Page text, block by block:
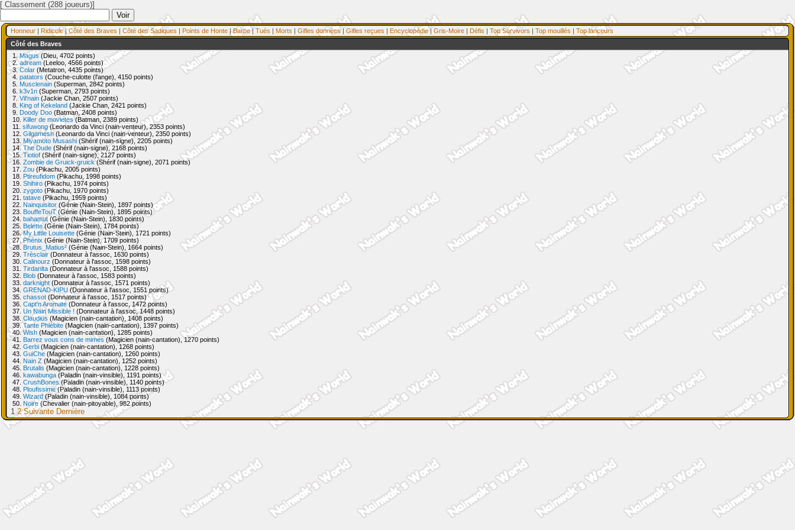
[ Classement (288 joueurs)]
Honneur | Ridicule|Côté des Braves | Côté des Sadiques | Points de Honte |Barbe| Tués | Morts | Gifles données | Gifles reçues | Encyclopédie| Gris-Moire | Défis | Top Survivors | Top mouillés | Top lanceurs
Côté des Braves
1. Magus (Dieu, 4702 points)
2.adream (Leeloo, 4566 points)
3.Colar (Metatron, 4435 points)
4. patators (Couche-culotte (l'ange), 4150 points)
5. Musclenain (Superman, 2842 points)
6. k3v1n (Superman, 2793 points)
7. Vil'nain (Jackie Chan, 2507 points)
8. King of Kekeland (Jackie Chan, 2421 points)
9. Doody Doo (Batman, 2408 points)
10. Killer de movietes(Batman, 2389 points)
11. sifuwong(Leonardo da Vinci (nain-venteur), 2353 points)
12. Gilgamesh (Leonardo da Vinci (nain-venteur), 2350 points)
13. Miyamoto Musashi (Shérif (nain-signe), 2205 points)
14.The Dude (Shérif (nain-signe), 2168 points)
15.Tiotiof (Shérif (nain-signe), 2127 points)
16. Zombie de Gruick-gruick(Shérif (nain-signe), 2071 points)
17. Zou (Pikachu, 2005 points)
18. Ptireufidom (Pikachu, 1998 points)
19. Shihiro (Pikachu, 1974 points)
20. zygoto (Pikachu, 1970 points)
21. tatave (Pikachu, 1959 points)
22. Nainquisitor (Génie (Nain-Stein), 1897 points)
23. BouffeTouT(Génie (Nain-Stein), 1895 points)
24. bahamut(Génie (Nain-Stein), 1830 points)
25. Belette(Génie (Nain-Stein), 1784 points)
26.My Little Louisette (Génie (Nain-Stein), 1721 points)
27.Phénix (Génie (Nain-Stein), 1709 points)
28. Brutus_Matius² (Génie (Nain-Stein), 1664 points)
29. Trèsclair (Donnateur à l'assoc, 1630 points)
30. Calinourz (Donnateur à l'assoc, 1598 points)
31. Tirdanlta (Donnateur à l'assoc, 1588 points)
32. Blob (Donnateur à l'assoc, 1583 points)
33. darknight (Donnateur à l'assoc, 1571 points)
34. GRENAD-KIPU(Donnateur à l'assoc, 1551 points)
35. chassot (Donnateur à l'assoc, 1517 points)
36. Capt'n Aromate (Donnateur à l'assoc, 1472 points)
37. Un Nain Missible ! (Donnateur à l'assoc, 1448 points)
38. Claudius (Magicien (nain-cantation), 1408 points)
39.Tante Phlébite (Magicien (nain-cantation), 1397 points)
40.Wish (Magicien (nain-cantation), 1285 points)
41. Barrez vous cons de mimes (Magicien (nain-cantation), 1270 points)
42. Gerbi (Magicien (nain-cantation), 1268 points)
43. GuiChe (Magicien (nain-cantation), 1260 points)
44. Nain Z (Magicien (nain-cantation), 1252 points)
45. Brutalis (Magicien (nain-cantation), 1228 points)
46. kawabunga (Paladin (nain-vinsible), 1191 points)
47. CrushBones (Paladin (nain-vinsible), 1140 points)
48. Ploufissime(Paladin (nain-vinsible), 1113 points)
49. Wizard(Paladin (nain-vinsible), 1084 points)
50. Noire(Chevalier (nain-pitoyable), 982 points)
1 2 Suivante Dernière